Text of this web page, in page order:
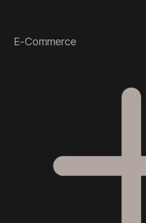
E-Commerce